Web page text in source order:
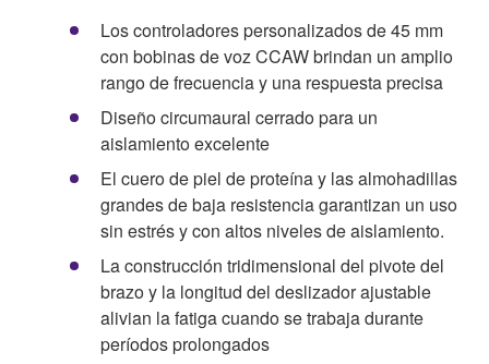
Los controladores personalizados de 45 mm
con bobinas de voz CCAW brindan un amplio
rango de frecuencia y una respuesta precisa
Diseño circumaural cerrado para un
aislamiento excelente
El cuero de piel de proteína y las almohadillas
grandes de baja resistencia garantizan un uso
sin estrés y con altos niveles de aislamiento.
La construcción tridimensional del pivote del
brazo y la longitud del deslizador ajustable
alivian la fatiga cuando se trabaja durante
períodos prolongados